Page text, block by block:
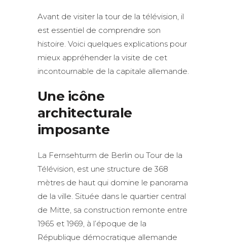
Avant de visiter la tour de la télévision, il
est essentiel de comprendre son
histoire. Voici quelques explications pour
mieux appréhender la visite de cet
incontournable de la capitale allemande.
Une icône
architecturale
imposante
La Fernsehturm de Berlin ou Tour de la
Télévision, est une structure de 368
mètres de haut qui domine le panorama
de la ville. Située dans le quartier central
de Mitte, sa construction remonte entre
1965 et 1969, à l’époque de la
République démocratique allemande